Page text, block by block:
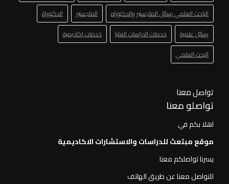
الباحث العلمي رسائل الماجستير والدكتوراه
الماجستير
الدكتوراة
رسائل علمية
خدمات الدراسات العليا
خدمات اكاديمية
البحث العلمي
تواصل معنا
تواصلو معنا
اهلا بكم في
موقع مبتعث للدراسات والاستشارات الاكاديمية
يسرنا تواصلكم معنا
للتواصل معنا عن طريق الهاتف